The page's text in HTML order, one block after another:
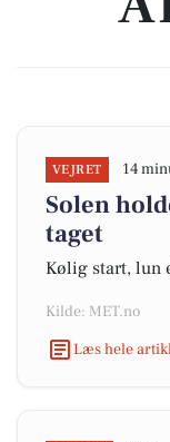
VEJRET 14
Solen
taget
Kølig start, lun
Kilde: MET.no
Læs hele